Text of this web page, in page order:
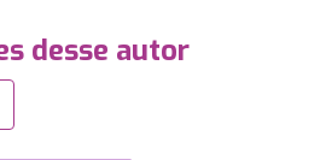
desse autor